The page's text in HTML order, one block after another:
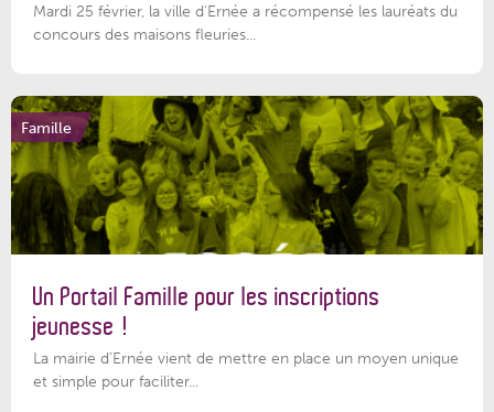
Mardi 25 février, la ville d'Ernée a récompensé les lauréats du
concours des maisons fleuries...
Famille
Un Portail Famille pour les inscriptions
jeunesse !
La mairie d’Ernée vient de mettre en place un moyen unique
et simple pour faciliter...